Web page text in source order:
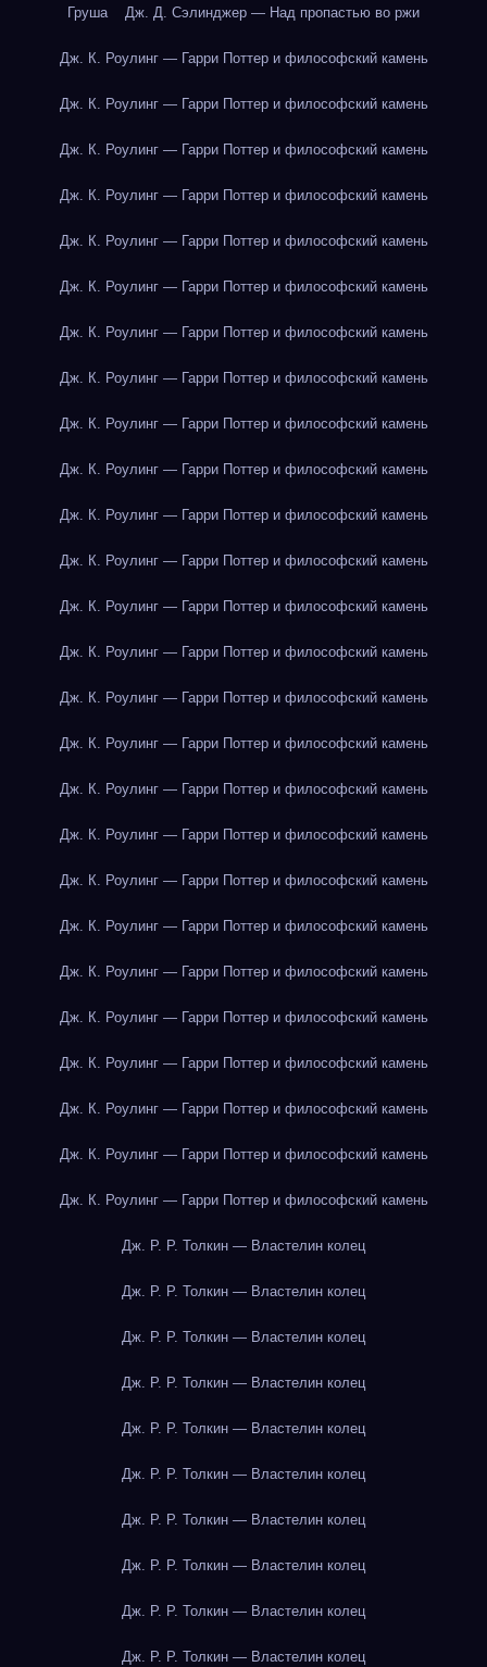
Груша Дж. Д. Сэлинджер — Над пропастью во ржи
Дж. К. Роулинг — Гарри Поттер и философский камень
Дж. К. Роулинг — Гарри Поттер и философский камень
Дж. К. Роулинг — Гарри Поттер и философский камень
Дж. К. Роулинг — Гарри Поттер и философский камень
Дж. К. Роулинг — Гарри Поттер и философский камень
Дж. К. Роулинг — Гарри Поттер и философский камень
Дж. К. Роулинг — Гарри Поттер и философский камень
Дж. К. Роулинг — Гарри Поттер и философский камень
Дж. К. Роулинг — Гарри Поттер и философский камень
Дж. К. Роулинг — Гарри Поттер и философский камень
Дж. К. Роулинг — Гарри Поттер и философский камень
Дж. К. Роулинг — Гарри Поттер и философский камень
Дж. К. Роулинг — Гарри Поттер и философский камень
Дж. К. Роулинг — Гарри Поттер и философский камень
Дж. К. Роулинг — Гарри Поттер и философский камень
Дж. К. Роулинг — Гарри Поттер и философский камень
Дж. К. Роулинг — Гарри Поттер и философский камень
Дж. К. Роулинг — Гарри Поттер и философский камень
Дж. К. Роулинг — Гарри Поттер и философский камень
Дж. К. Роулинг — Гарри Поттер и философский камень
Дж. К. Роулинг — Гарри Поттер и философский камень
Дж. К. Роулинг — Гарри Поттер и философский камень
Дж. К. Роулинг — Гарри Поттер и философский камень
Дж. К. Роулинг — Гарри Поттер и философский камень
Дж. К. Роулинг — Гарри Поттер и философский камень
Дж. К. Роулинг — Гарри Поттер и философский камень
Дж. Р. Р. Толкин — Властелин колец
Дж. Р. Р. Толкин — Властелин колец
Дж. Р. Р. Толкин — Властелин колец
Дж. Р. Р. Толкин — Властелин колец
Дж. Р. Р. Толкин — Властелин колец
Дж. Р. Р. Толкин — Властелин колец
Дж. Р. Р. Толкин — Властелин колец
Дж. Р. Р. Толкин — Властелин колец
Дж. Р. Р. Толкин — Властелин колец
Дж. Р. Р. Толкин — Властелин колец